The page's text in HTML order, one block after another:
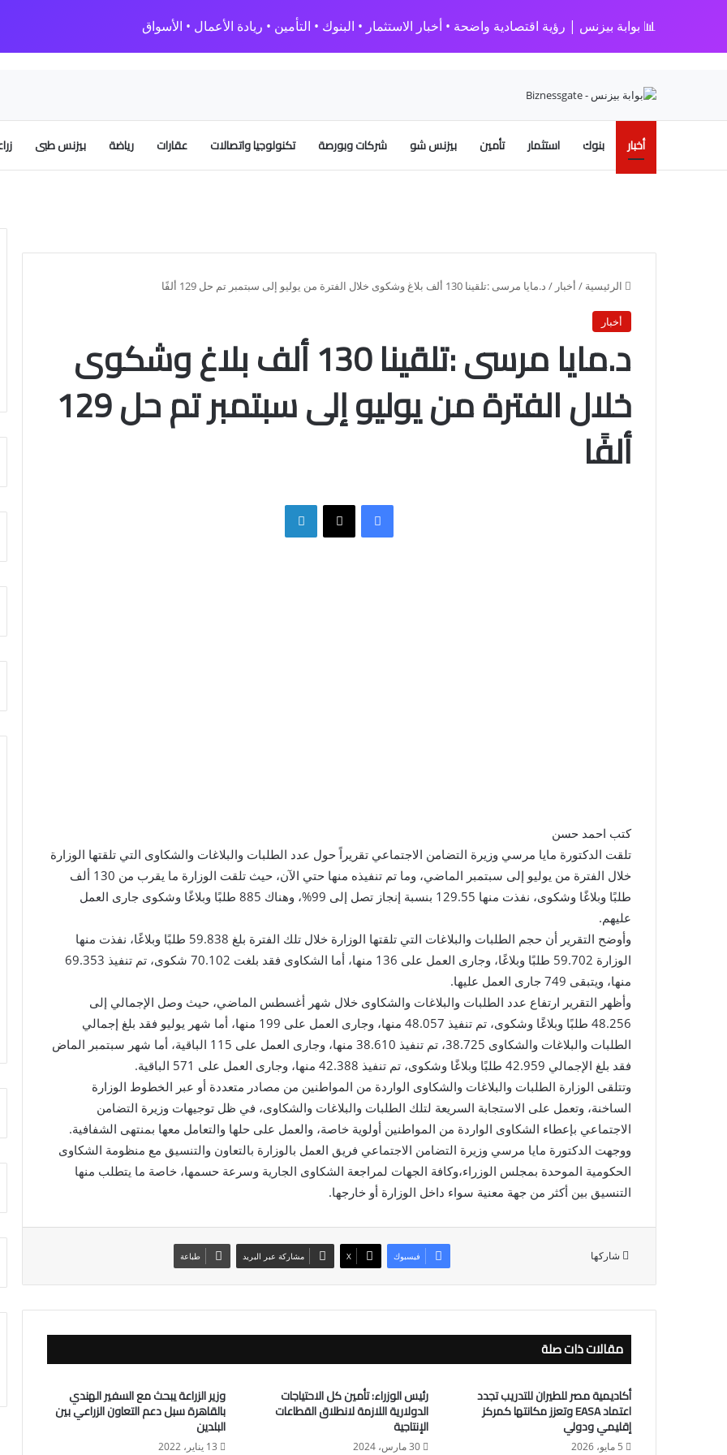
📊 بوابة بيزنس | رؤية اقتصادية واضحة • أخبار الاستثمار • البنوك • التأمين • ريادة الأعمال • الأسواق
أخبار بنوك استثمار تأمين بيزنس شو شركات وبورصة تكنولوجيا واتصالات عقارات رياضة بيزنس طبى
الرئيسية / أخبار / د.مايا مرسى :تلقينا 130 ألف بلاغ وشكوى خلال الفترة من يوليو إلى سبتمبر تم حل 129 ألفًا
أخبار
د.مايا مرسى :تلقينا 130 ألف بلاغ وشكوى
خلال الفترة من يوليو إلى سبتمبر تم حل 129
ألفًا
فيسبوك X
كتب احمد حسن
تلقت الدكتورة مايا مرسي وزيرة التضامن الاجتماعي تقريراً حول عدد الطلبات والبلاغات والشكاوى التي تلقتها الوزارة
خلال الفترة من يوليو إلى سبتمبر الماضي، وما تم تنفيذه منها حتي الآن، حيث تلقت الوزارة ما يقرب من 130 ألف
طلبًا وبلاغًا وشكوى، نفذت منها 129.55 بنسبة إنجاز تصل إلى 99%، وهناك 885 طلبًا وبلاغًا وشكوى جارى العمل
عليهم.
وأوضح التقرير أن حجم الطلبات والبلاغات التي تلقتها الوزارة خلال تلك الفترة بلغ 59.838 طلبًا وبلاغًا، نفذت منها
الوزارة 59.702 طلبًا وبلاغًا، وجارى العمل على 136 منها، أما الشكاوى فقد بلغت 70.102 شكوى، تم تنفيذ 69.353
منها، ويتبقى 749 جارى العمل عليها.
وأظهر التقرير ارتفاع عدد الطلبات والبلاغات والشكاوى خلال شهر أغسطس الماضي، حيث وصل الإجمالي إلى
48.256 طلبًا وبلاغًا وشكوى، تم تنفيذ 48.057 منها، وجارى العمل على 199 منها، أما شهر يوليو فقد بلغ إجمالي
الطلبات والبلاغات والشكاوى 38.725، تم تنفيذ 38.610 منها، وجارى العمل على 115 الباقية، أما شهر سبتمبر الماض
فقد بلغ الإجمالي 42.959 طلبًا وبلاغًا وشكوى، تم تنفيذ 42.388 منها، وجارى العمل على 571 الباقية.
وتتلقى الوزارة الطلبات والبلاغات والشكاوى الواردة من المواطنين من مصادر متعددة أو عبر الخطوط الوزارة
الساخنة، وتعمل على الاستجابة السريعة لتلك الطلبات والبلاغات والشكاوى، في ظل توجيهات وزيرة التضامن
الاجتماعي بإعطاء الشكاوى الواردة من المواطنين أولوية خاصة، والعمل على حلها والتعامل معها بمنتهى الشفافية.
ووجهت الدكتورة مايا مرسي وزيرة التضامن الاجتماعي فريق العمل بالوزارة بالتعاون والتنسيق مع منظومة الشكاوى
الحكومية الموحدة بمجلس الوزراء،وكافة الجهات لمراجعة الشكاوى الجارية وسرعة حسمها، خاصة ما يتطلب منها
التنسيق بين أكثر من جهة معنية سواء داخل الوزارة أو خارجها.
شاركها فيسبوك X مشاركة عبر البريد طباعة
مقالات ذات صلة
أكاديمية مصر للطيران للتدريب تجدد
اعتماد EASA وتعزز مكانتها كمركز
إقليمي ودولي
5 مايو، 2026
رئيس الوزراء: تأمين كل الاحتياجات
الدولارية اللازمة لانطلاق القطاعات
الإنتاجية
30 مارس، 2024
وزير الزراعة يبحث مع السفير الهندي
بالقاهرة سبل دعم التعاون الزراعي بين
البلدين
13 يناير، 2022